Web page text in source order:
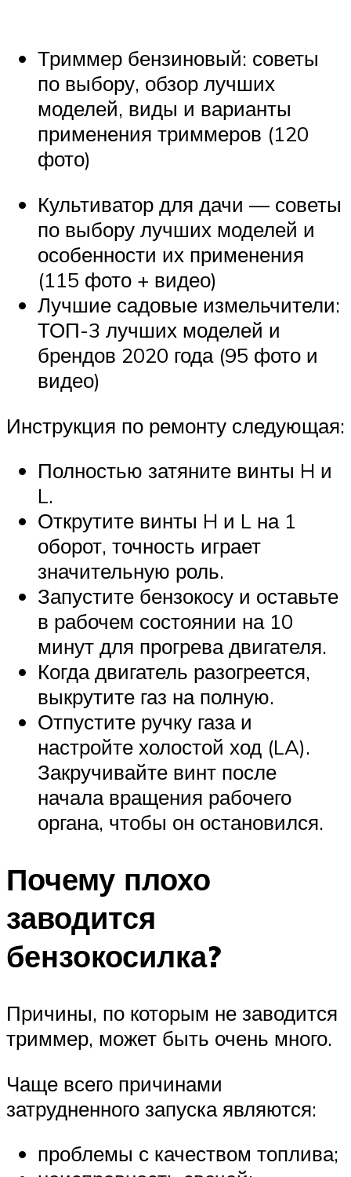
Триммер бензиновый: советы
по выбору, обзор лучших
моделей, виды и варианты
применения триммеров (120
фото)
Культиватор для дачи — советы
по выбору лучших моделей и
особенности их применения
(115 фото + видео)
Лучшие садовые измельчители:
ТОП-3 лучших моделей и
брендов 2020 года (95 фото и
видео)
Инструкция по ремонту следующая:
Полностью затяните винты H и
L.
Открутите винты H и L на 1
оборот, точность играет
значительную роль.
Запустите бензокосу и оставьте
в рабочем состоянии на 10
минут для прогрева двигателя.
Когда двигатель разогреется,
выкрутите газ на полную.
Отпустите ручку газа и
настройте холостой ход (LA).
Закручивайте винт после
начала вращения рабочего
органа, чтобы он остановился.
Почему плохо
заводится
бензокосилка?
Причины, по которым не заводится
триммер, может быть очень много.
Чаще всего причинами
затрудненного запуска являются:
проблемы с качеством топлива;